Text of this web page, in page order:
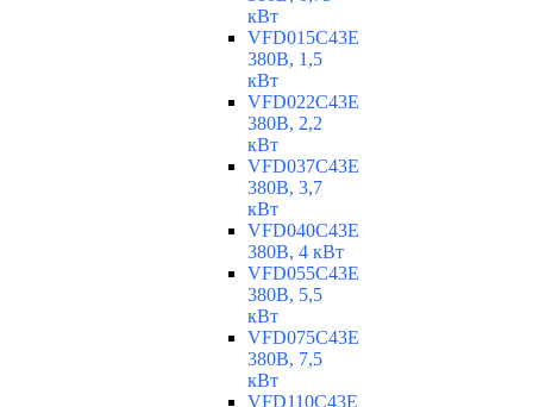
кВт
VFD015C43E
380В, 1,5
кВт
VFD022C43E
380В, 2,2
кВт
VFD037C43E
380В, 3,7
кВт
VFD040C43E
380В, 4 кВт
VFD055C43E
380В, 5,5
кВт
VFD075C43E
380В, 7,5
кВт
VFD110C43E